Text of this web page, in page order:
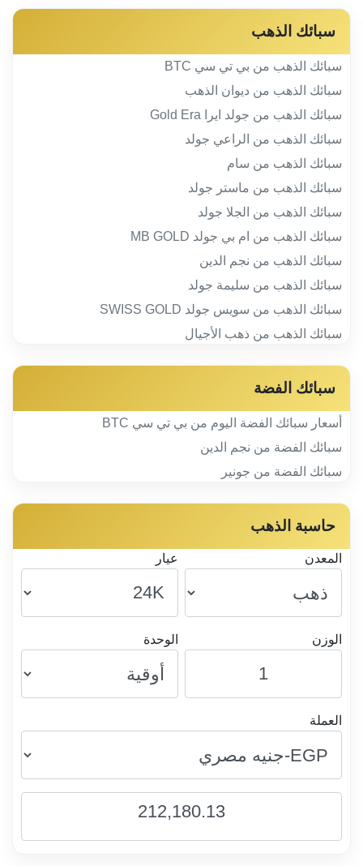
سبائك الذهب
سبائك الذهب من بي تي سي BTC
سبائك الذهب من ديوان الذهب
سبائك الذهب من جولد ايرا Gold Era
سبائك الذهب من الراعي جولد
سبائك الذهب من سام
سبائك الذهب من ماستر جولد
سبائك الذهب من الجلا جولد
سبائك الذهب من ام بي جولد MB GOLD
سبائك الذهب من نجم الدين
سبائك الذهب من سليمة جولد
سبائك الذهب من سويس جولد SWISS GOLD
سبائك الذهب من ذهب الأجيال
سبائك الفضة
أسعار سبائك الفضة اليوم من بي تي سي BTC
سبائك الفضة من نجم الدين
سبائك الفضة من جونير
حاسبة الذهب
المعدن عيار
الوزن الوحدة
العملة
212,180.13